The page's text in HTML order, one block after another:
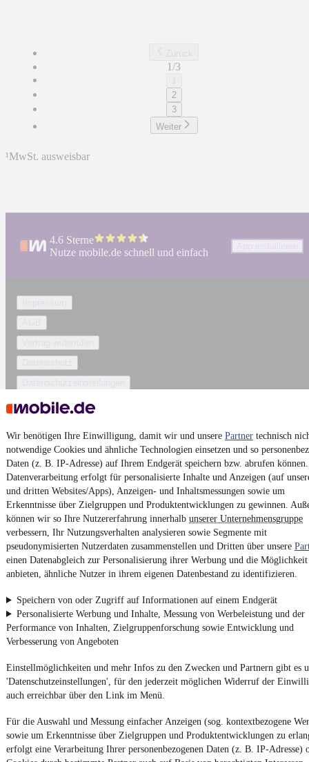
Wir benötigen Ihre Einwilligung, damit wir und unsere Partner technisch
notwendige Cookies und ähnliche Technologien einsetzen und so
Daten (z. B. IP-Adresse) auf Ihrem Endgerät speichern bzw. abrufen
Datenverarbeitung erfolgt für personalisierte Inhalte und Anzeigen (auf
und dritten Websites/Apps), Anzeigen- und Inhaltsmessungen sowie um
Erkenntnisse über Zielgruppen und Produktentwicklungen zu gewinnen.
können wir so Ihre Nutzererfahrung innerhalb unserer Unternehmensgruppe
verbessern, Ihr Nutzungsverhalten analysieren sowie Segmente mit
pseudonymisierten Nutzerdaten zusammenstellen und Dritten über unsere
einen Datenabgleich zur Personalisierung ihrer Werbung und die Möglichkeit
anbieten, ähnliche Nutzer in ihrem eigenen Datenbestand zu identifizieren.
Speichern von oder Zugriff auf Informationen auf einem Endgerät
Personalisierte Werbung und Inhalte, Messung von Werbeleistung und der
Performance von Inhalten, Zielgruppenforschung sowie Entwicklung und
Verbesserung von Angeboten
Einstellmöglichkeiten und mehr Infos zu den Zwecken und Partnern gibt es
'Datenschutzeinstellungen', für den jederzeit möglichen Widerruf der
auch erreichbar über den Link im Menü.
Für die Auswahl und Messung einfacher Anzeigen (sog. kontextbezogene
sowie um Erkenntnisse über Zielgruppen und Produktentwicklungen zu
erfolgt eine Verarbeitung Ihrer personenbezogenen Daten (z. B. IP-Adresse)
1/3
2
3
Weiter
¹MwSt. ausweisbar
4.6 Sterne
Nutze mobile.de schnell und einfach
Erklärung zur Barrierefreiheit
Powered by
Weitere Fahrzeuge gibt es auf mobile.de, dem Marktplatz für
AutosundMotorräder